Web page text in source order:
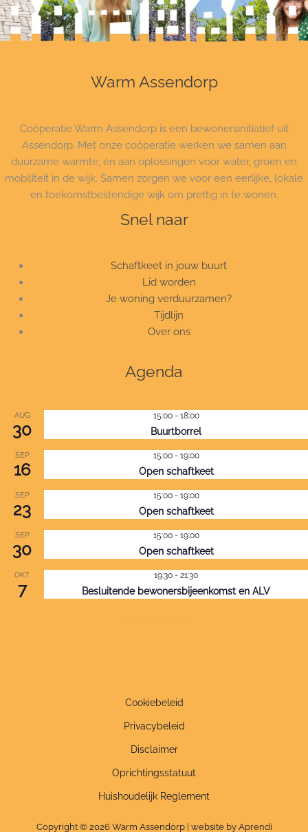
Warm Assendorp
Coöperatie Warm Assendorp is een bewonersinitiatief uit
Assendorp. Met onze coöperatie werken we samen aan
duurzame warmte, én aan oplossingen voor water, groen en
mobiliteit in de wijk. Samen zorgen we voor een eerlijke, lokale
en toekomstbestendige wijk om prettig in te wonen.
Snel naar
Schaftkeet in jouw buurt
Lid worden
Je woning verduurzamen?
Tijdlijn
Over ons
Agenda
AUG
30
15:00- 18:00
Buurtborrel
SEP
16
15:00- 19:00
Open schaftkeet
SEP
23
15:00- 19:00
Open schaftkeet
SEP
30
15:00- 19:00
Open schaftkeet
OKT
7
19:30 - 21:30
Besluitende bewonersbijeenkomst en ALV
Cookiebeleid
Privacybeleid
Disclaimer
Oprichtingsstatuut
Huishoudelijk Reglement
Copyright © 2026 Warm Assendorp | website by Aprendi